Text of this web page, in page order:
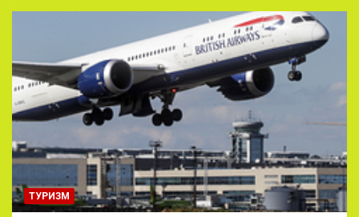
ТУРИЗМ